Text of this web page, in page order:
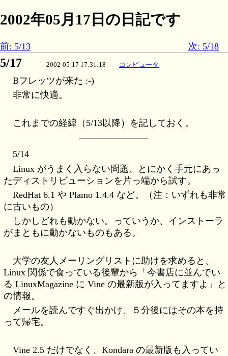
2002年05月17日の日記です
前: 5/13 次: 5/18
5/17 2002-05-17 17:31:18 コンピュータ
Bフレッツが来た :-)
非常に快適。
これまでの経緯（5/13以降）を記しておく。
5/14
Linux がうまく入らない問題、とにかく手元にあっ
たディストリビューションを片っ端から試す。
RedHat 6.1 や Plamo 1.4.4 など。（注：いずれも非常
に古いもの）
しかしどれも動かない。っていうか、インストーラ
がまともに動かないものもある。
大学の友人メーリングリストに助けを求めると、
Linux 関係で食っている後輩から「今書店に並んでい
る LinuxMagazine に Vine の最新版が入ってますよ」と
の情報。
メールを読んですぐ出かけ、５分後にはその本を持
って帰宅。
Vine 2.5 だけでなく、Kondara の最新版も入ってい